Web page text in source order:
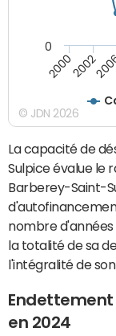
20002002
0
© JDN 2026
La capacité de
Sulpice évalue le
Barberey-Saint-
nombre
la totalité de sa
l'intégralité de
en 2024